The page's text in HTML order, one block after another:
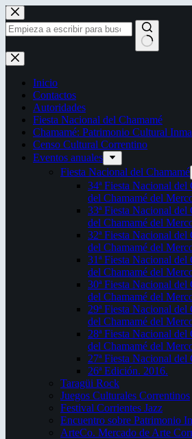
Saltar
al
contenido
Sin
resultados
Inicio
Contactos
Autoridades
Fiesta Nacional del Chamamé
Chamamé: Patrimonio Cultural
Censo Cultural Correntino
Eventos anuales
Fiesta Nacional del Chamamé
34ª Fiesta Nacional del
del Chamamé del
33ª Fiesta Nacional del
del Chamamé del
32ª Fiesta Nacional del
del Chamamé del
31ª Fiesta Nacional del
del Chamamé del
30ª Fiesta Nacional del
del Chamamé del
29ª Fiesta Nacional del
del Chamamé del
28ª Fiesta Nacional del
del Chamamé del
27ª Fiesta Nacional del
26ª Edición. 2016.
Taragüi Rock
Juegos Culturales Correntinos
Festival Corrientes Jazz
Encuentro sobre Patrimonio
ArteCo. Mercado de Arte